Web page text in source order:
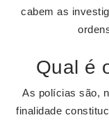
cabem as
Qual é
As polícias são,
finalidade